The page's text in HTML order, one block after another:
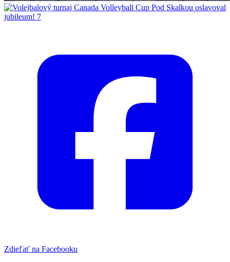
Zdieľať na Facebooku